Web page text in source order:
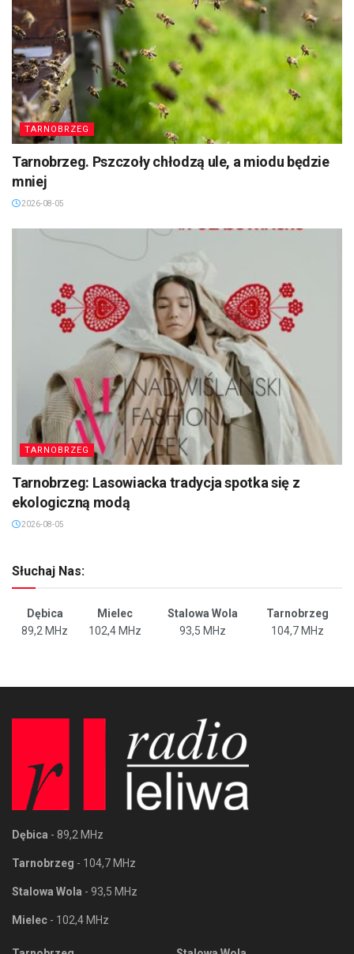
TARNOBRZEG
Tarnobrzeg. Pszczoły chłodzą ule, a miodu będzie
mniej
2026-08-05
TARNOBRZEG
Tarnobrzeg: Lasowiacka tradycja spotka się z
ekologiczną modą
2026-08-05
Słuchaj Nas:
Dębica Mielec Stalowa Wola
Tarnobrzeg
89,2 MHz
102,4 MHz 93,5 MHz 104,7 MHz
Dębica - 89,2 MHz
Tarnobrzeg - 104,7 MHz
Stalowa Wola - 93,5 MHz
Mielec - 102,4 MHz